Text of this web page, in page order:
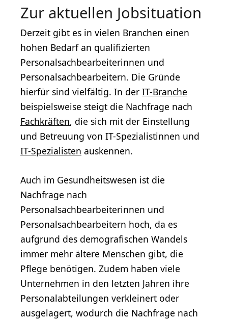
Zur aktuellen Jobsituation
Derzeit gibt es in vielen Branchen einen
hohen Bedarf an qualifizierten
Personalsachbearbeiterinnen und
Personalsachbearbeitern. Die Gründe
hierfür sind vielfältig. In der IT-Branche
beispielsweise steigt die Nachfrage nach
Fachkräften, die sich mit der Einstellung
und Betreuung von IT-Spezialistinnen und
IT-Spezialisten auskennen.
Auch im Gesundheitswesen ist die
Nachfrage nach
Personalsachbearbeiterinnen und
Personalsachbearbeitern hoch, da es
aufgrund des demografischen Wandels
immer mehr ältere Menschen gibt, die
Pflege benötigen. Zudem haben viele
Unternehmen in den letzten Jahren ihre
Personalabteilungen verkleinert oder
ausgelagert, wodurch die Nachfrage nach